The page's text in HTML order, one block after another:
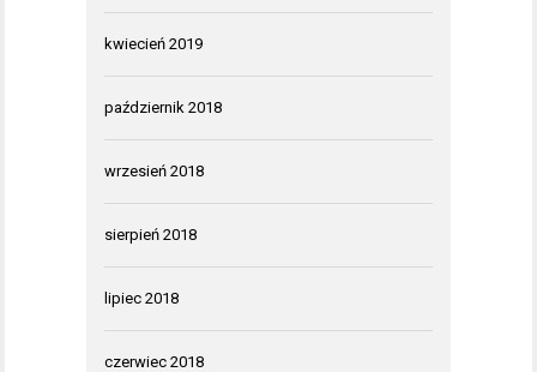
kwiecień 2019
październik 2018
wrzesień 2018
sierpień 2018
lipiec 2018
czerwiec 2018